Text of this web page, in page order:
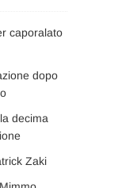
caporalato
dopo
decima
Zaki